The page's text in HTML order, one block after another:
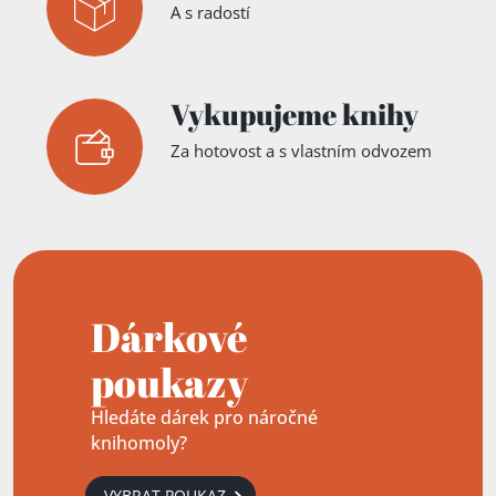
A s radostí
Vykupujeme knihy
Za hotovost a s vlastním odvozem
Dárkové
poukazy
Hledáte dárek pro náročné
knihomoly?